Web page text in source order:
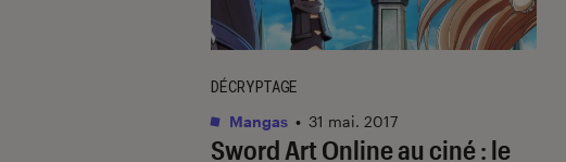
Sword Art Online au ciné : le
DÉCRYPTAGE
Mangas • 31 mai. 2017